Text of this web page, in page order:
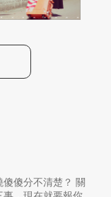
傻分不清楚？ 關